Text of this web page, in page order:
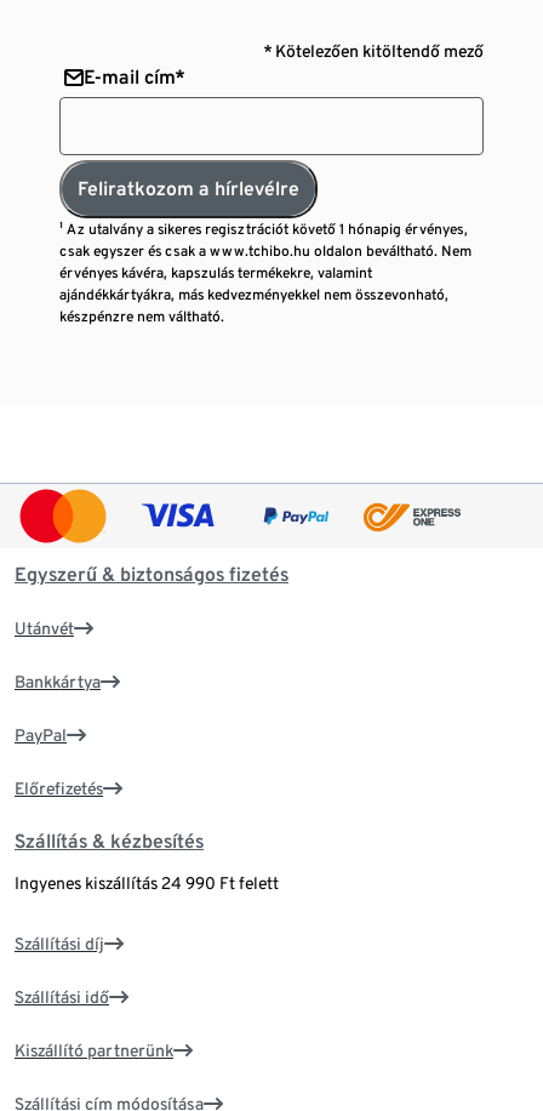
* Kötelezően kitöltendő mező
E-mail cím*
Feliratkozom a hírlevélre
¹ Az utalvány a sikeres regisztrációt követő 1 hónapig érvényes,
csak egyszer és csak a www.tchibo.hu oldalon beváltható. Nem
érvényes kávéra, kapszulás termékekre, valamint
ajándékkártyákra, más kedvezményekkel nem összevonható,
készpénzre nem váltható.
Egyszerű & biztonságos fizetés
Utánvét
Bankkártya
PayPal
Előrefizetés
Szállítás & kézbesítés
Ingyenes kiszállítás 24 990 Ft felett
Szállítási díj
Szállítási idő
Kiszállító partnerünk
Szállítási cím módosítása